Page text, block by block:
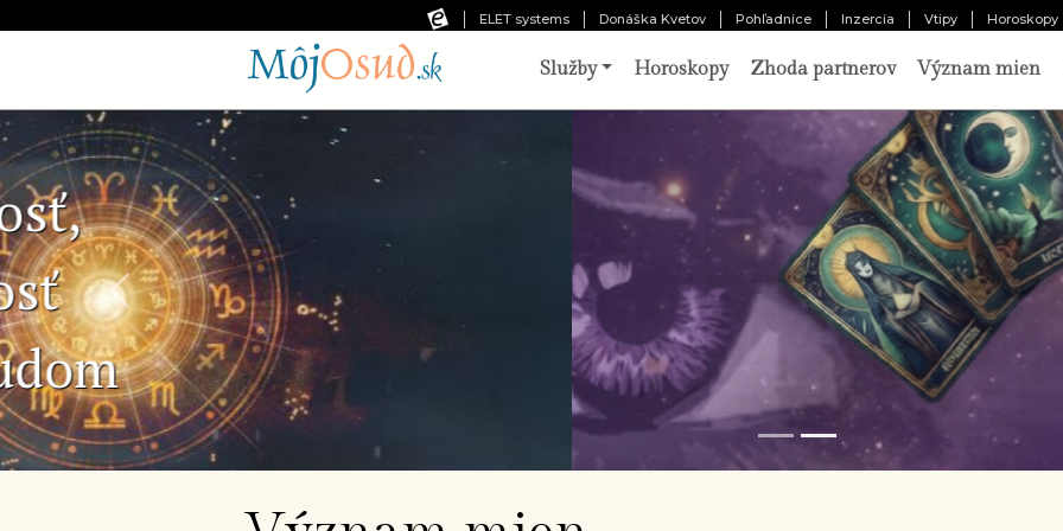
ELET systems Donáška Kvetov Pohľadnice Inzercia Vtipy Horoskopy
Služby Horoskopy Zhoda partnerov Význam mien
Čo vám pripravil osud?
Nechajte tri karty prehovoriť o vašej minulosti,
prítomnosti a budúcnosti. Výklad pripravený
odborníkom.
Odhaliť
Predchádzajúca snímka